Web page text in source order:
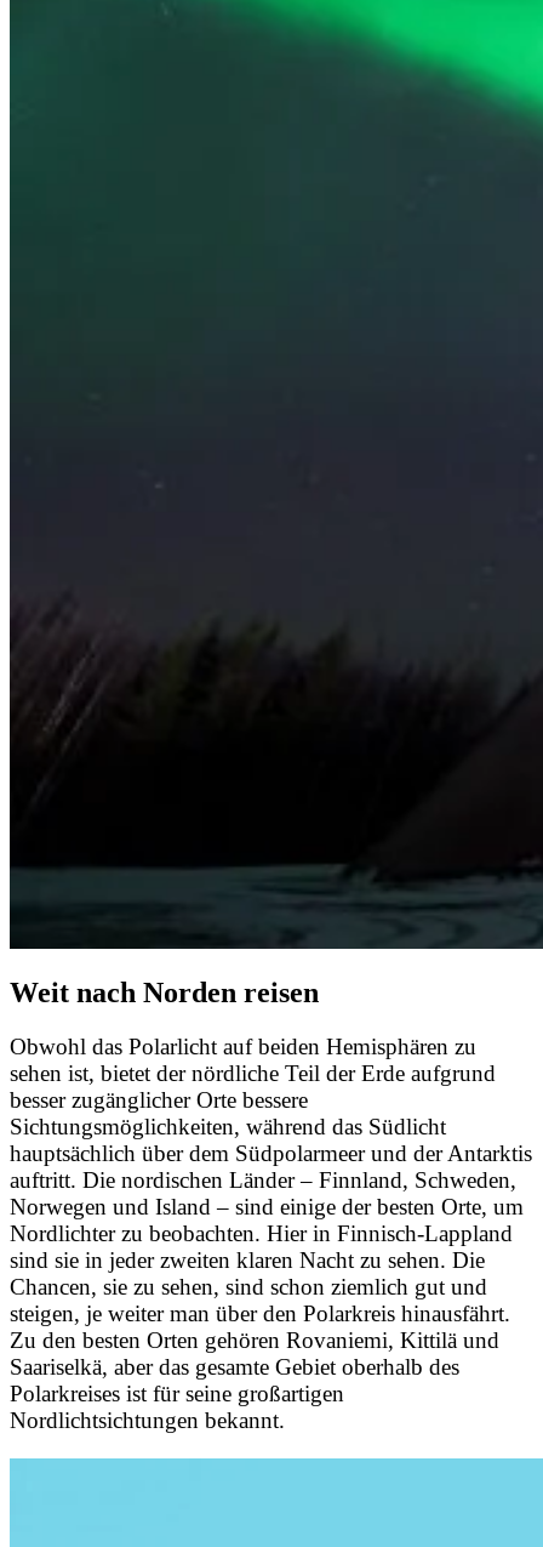
Weit nach Norden reisen
Obwohl das Polarlicht auf beiden Hemisphären zu
sehen ist, bietet der nördliche Teil der Erde aufgrund
besser zugänglicher Orte bessere
Sichtungsmöglichkeiten, während das Südlicht
hauptsächlich über dem Südpolarmeer und der Antarktis
auftritt. Die nordischen Länder – Finnland, Schweden,
Norwegen und Island – sind einige der besten Orte, um
Nordlichter zu beobachten. Hier in Finnisch-Lappland
sind sie in jeder zweiten klaren Nacht zu sehen. Die
Chancen, sie zu sehen, sind schon ziemlich gut und
steigen, je weiter man über den Polarkreis hinausfährt.
Zu den besten Orten gehören Rovaniemi, Kittilä und
Saariselkä, aber das gesamte Gebiet oberhalb des
Polarkreises ist für seine großartigen
Nordlichtsichtungen bekannt.